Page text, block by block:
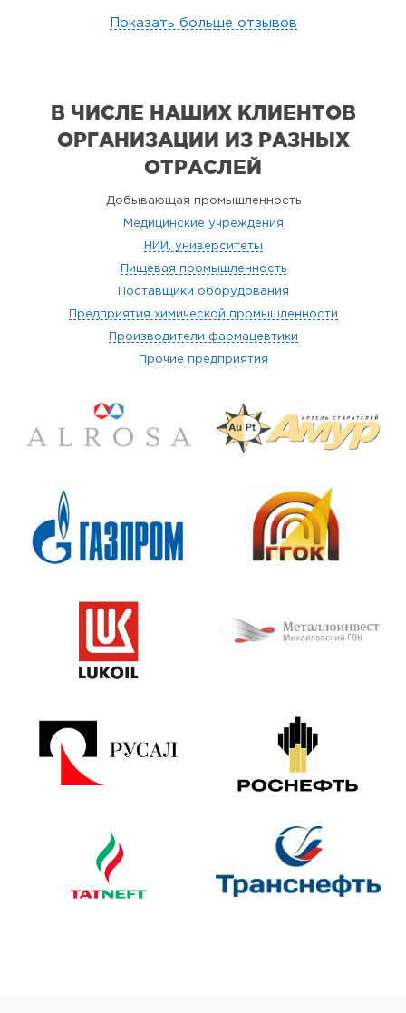
Показать больше отзывов
В ЧИСЛЕ НАШИХ КЛИЕНТОВ
ОРГАНИЗАЦИИ ИЗ РАЗНЫХ
ОТРАСЛЕЙ
Добывающая промышленность
Медицинские учреждения
НИИ, университеты
Пищевая промышленность
Поставщики оборудования
Предприятия химической промышленности
Производители фармацевтики
Прочие предприятия